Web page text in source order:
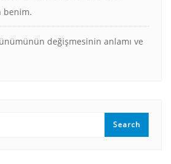
benim.
değişmesinin anlamı ve